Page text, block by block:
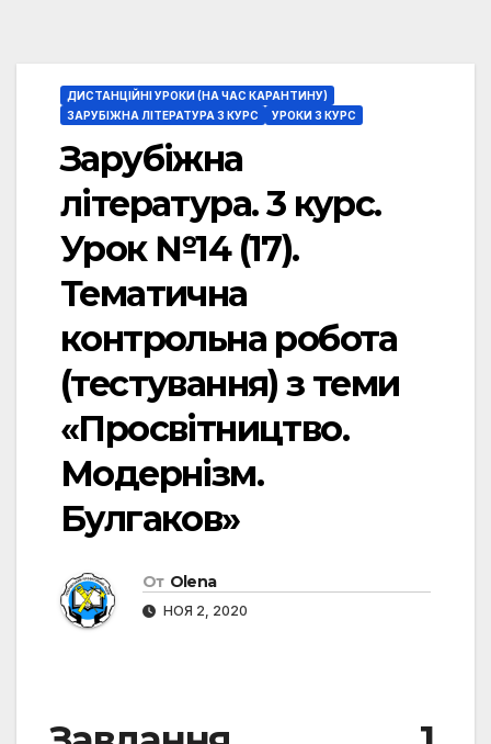
ДИСТАНЦІЙНІ УРОКИ (НА ЧАС КАРАНТИНУ)
ЗАРУБІЖНА ЛІТЕРАТУРА 3 КУРС
УРОКИ 3 КУРС
Зарубіжна
література. 3 курс.
Урок №14 (17).
Тематична
контрольна робота
(тестування) з теми
«Просвітництво.
Модернізм.
Булгаков»
От Olena
НОЯ 2, 2020